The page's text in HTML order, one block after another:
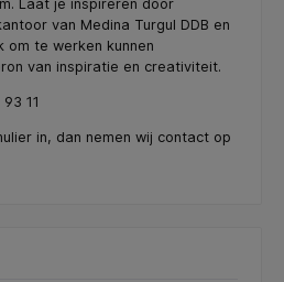
Laat je inspireren door
van Medina Turgul DDB en
om te werken kunnen
van inspiratie en creativiteit.
11
in, dan nemen wij contact op